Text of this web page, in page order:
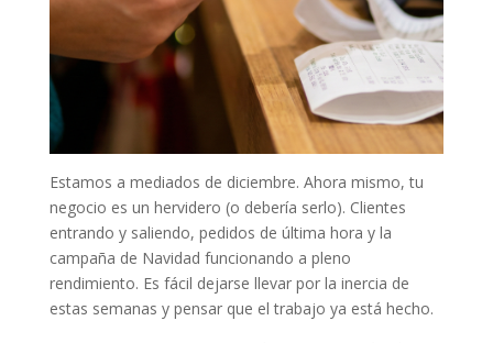
Estamos a mediados de diciembre. Ahora mismo, tu
negocio es un hervidero (o debería serlo). Clientes
entrando y saliendo, pedidos de última hora y la
campaña de Navidad funcionando a pleno
rendimiento. Es fácil dejarse llevar por la inercia de
estas semanas y pensar que el trabajo ya está hecho.